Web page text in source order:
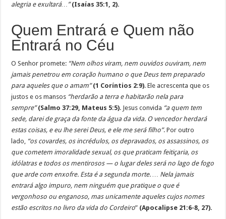
alegria e exultará…”(Isaías 35:1, 2).
Quem Entrará e Quem não
Entrará no Céu
O Senhor promete: “Nem olhos viram, nem ouvidos ouviram, nem
jamais penetrou em coração humano o que Deus tem preparado
para aqueles que o amam”(1 Coríntios 2:9). Ele acrescenta que os
justos e os mansos “herdarão a terra e habitarão nela para
sempre” (Salmo 37:29, Mateus 5:5). Jesus convida “a quem tem
sede, darei de graça da fonte da água da vida. O vencedor herdará
estas coisas, e eu lhe serei Deus, e ele me será filho”. Por outro
lado, “os covardes, os incrédulos, os depravados, os assassinos, os
que cometem imoralidade sexual, os que praticam feitiçaria, os
idólatras e todos os mentirosos — o lugar deles será no lago de fogo
que arde com enxofre. Esta é a segunda morte. … Nela jamais
entrará algo impuro, nem ninguém que pratique o que é
vergonhoso ou enganoso, mas unicamente aqueles cujos nomes
estão escritos no livro da vida do Cordeiro” (Apocalipse 21:6-8, 27).